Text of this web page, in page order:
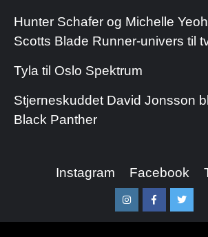
Hunter Schafer og Michelle
Scotts Blade Runner-univers til
Tyla til Oslo Spektrum
Stjerneskuddet David Jonsson
Black Panther
Instagram Facebook
InstagramFacebookTwitter